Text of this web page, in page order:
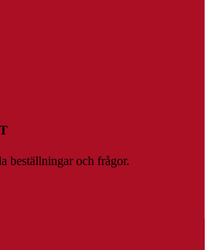
beställningar och frågor.